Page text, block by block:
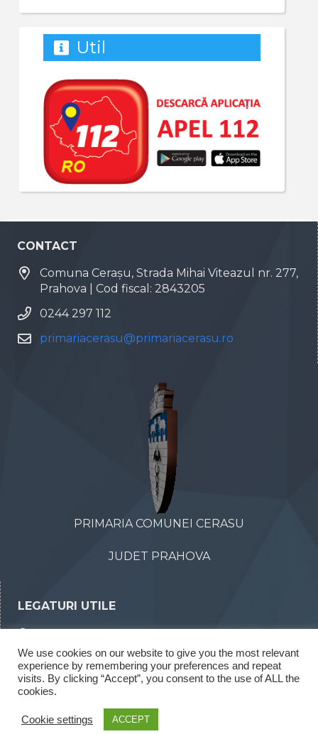
Util
CONTACT
Comuna Cerașu, Strada Mihai Viteazul nr. 277,
Prahova | Cod fiscal: 2843205
0244 297 112
primariacerasu@primariacerasu.ro
PRIMARIA COMUNEI CERASU
JUDET PRAHOVA
LEGATURI UTILE
Declaratii de interese
Rapoarte legea 52/2003
We use cookies on our website to give you the most relevant
experience by remembering your preferences and repeat
visits. By clicking “Accept”, you consent to the use of ALL the
cookies.
Cookie settings ACCEPT